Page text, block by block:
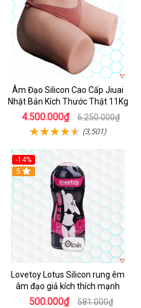
Âm Đạo Silicon Cao Cấp Jiuai
Nhật Bản Kích Thước Thật 11Kg
4.500.000₫ 6.250.000₫
(3,501)
-14%
Hot
5
Lovetoy Lotus Silicon rung êm
âm đạo giả kích thích mạnh
500.000₫ 581.000₫